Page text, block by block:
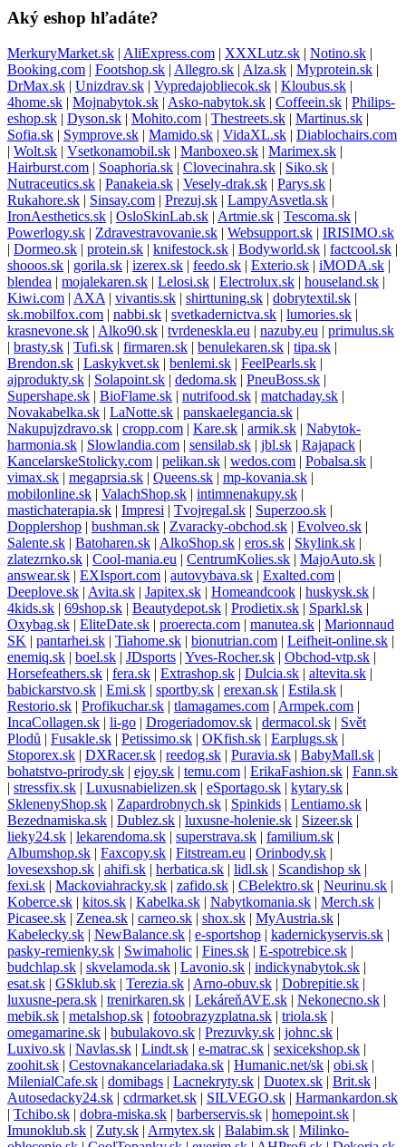
Aký eshop hľadáte?
MerkuryMarket.sk | AliExpress.com | XXXLutz.sk | Notino.sk |
Booking.com | Footshop.sk | Allegro.sk | Alza.sk | Myprotein.sk |
DrMax.sk | Unizdrav.sk | Vypredajobliecok.sk | Kloubus.sk |
4home.sk | Mojnabytok.sk | Asko-nabytok.sk | Coffeein.sk | Philips-
eshop.sk | Dyson.sk | Mohito.com | Thestreets.sk | Martinus.sk |
Sofia.sk | Symprove.sk | Mamido.sk | VidaXL.sk | Diablochairs.com
| Wolt.sk | Vsetkonamobil.sk | Manboxeo.sk | Marimex.sk |
Hairburst.com | Soaphoria.sk | Clovecinahra.sk | Siko.sk |
Nutraceutics.sk | Panakeia.sk | Vesely-drak.sk | Parys.sk |
Rukahore.sk | Sinsay.com | Prezuj.sk | LampyAsvetla.sk |
IronAesthetics.sk | OsloSkinLab.sk | Artmie.sk | Tescoma.sk |
Powerlogy.sk | Zdravestravovanie.sk | Websupport.sk | IRISIMO.sk
| Dormeo.sk | protein.sk | knifestock.sk | Bodyworld.sk | factcool.sk |
shooos.sk | gorila.sk | izerex.sk | feedo.sk | Exterio.sk | iMODA.sk |
blendea | mojalekaren.sk | Lelosi.sk | Electrolux.sk | houseland.sk |
Kiwi.com | AXA | vivantis.sk | shirttuning.sk | dobrytextil.sk |
sk.mobilfox.com | nabbi.sk | svetkadernictva.sk | lumories.sk |
krasnevone.sk | Alko90.sk | tvrdeneskla.eu | nazuby.eu | primulus.sk
| brasty.sk | Tufi.sk | firmaren.sk | benulekaren.sk | tipa.sk |
Brendon.sk | Laskykvet.sk | benlemi.sk | FeelPearls.sk |
ajprodukty.sk | Solapoint.sk | dedoma.sk | PneuBoss.sk |
Supershape.sk | BioFlame.sk | nutrifood.sk | matchaday.sk |
Novakabelka.sk | LaNotte.sk | panskaelegancia.sk |
Nakupujzdravo.sk | cropp.com | Kare.sk | armik.sk | Nabytok-
harmonia.sk | Slowlandia.com | sensilab.sk | jbl.sk | Rajapack |
KancelarskeStolicky.com | pelikan.sk | wedos.com | Pobalsa.sk |
vimax.sk | megaprsia.sk | Queens.sk | mp-kovania.sk |
mobilonline.sk | ValachShop.sk | intimnenakupy.sk |
mastichaterapia.sk | Impresi | Tvojregal.sk | Superzoo.sk |
Dopplershop | bushman.sk | Zvaracky-obchod.sk | Evolveo.sk |
Salente.sk | Batoharen.sk | AlkoShop.sk | eros.sk | Skylink.sk |
zlatezrnko.sk | Cool-mania.eu | CentrumKolies.sk | MajoAuto.sk |
answear.sk | EXIsport.com | autovybava.sk | Exalted.com |
Deeplove.sk | Avita.sk | Japitex.sk | Homeandcook | huskysk.sk |
4kids.sk | 69shop.sk | Beautydepot.sk | Prodietix.sk | Sparkl.sk |
Oxybag.sk | EliteDate.sk | proerecta.com | manutea.sk | Marionnaud
SK | pantarhei.sk | Tiahome.sk | bionutrian.com | Leifheit-online.sk |
enemiq.sk | boel.sk | JDsports | Yves-Rocher.sk | Obchod-vtp.sk |
Horsefeathers.sk | fera.sk | Extrashop.sk | Dulcia.sk | altevita.sk |
babickarstvo.sk | Emi.sk | sportby.sk | erexan.sk | Estila.sk |
Restorio.sk | Profikuchar.sk | tlamagames.com | Armpek.com |
IncaCollagen.sk | li-go | Drogeriadomov.sk | dermacol.sk | Svět
Plodů | Fusakle.sk | Petissimo.sk | OKfish.sk | Earplugs.sk |
Stoporex.sk | DXRacer.sk | reedog.sk | Puravia.sk | BabyMall.sk |
bohatstvo-prirody.sk | ejoy.sk | temu.com | ErikaFashion.sk | Fann.sk
| stressfix.sk | Luxusnabielizen.sk | eSportago.sk | kytary.sk |
SklenenyShop.sk | Zapardrobnych.sk | Spinkids | Lentiamo.sk |
Bezednamiska.sk | Dublez.sk | luxusne-holenie.sk | Sizeer.sk |
lieky24.sk | lekarendoma.sk | superstrava.sk | familium.sk |
Albumshop.sk | Faxcopy.sk | Fitstream.eu | Orinbody.sk |
lovesexshop.sk | ahifi.sk | herbatica.sk | lidl.sk | Scandishop sk |
fexi.sk | Mackoviahracky.sk | zafido.sk | CBelektro.sk | Neurinu.sk |
Koberce.sk | kitos.sk | Kabelka.sk | Nabytkomania.sk | Merch.sk |
Picasee.sk | Zenea.sk | carneo.sk | shox.sk | MyAustria.sk |
Kabelecky.sk | NewBalance.sk | e-sportshop | kadernickyservis.sk |
pasky-remienky.sk | Swimaholic | Fines.sk | E-spotrebice.sk |
budchlap.sk | skvelamoda.sk | Lavonio.sk | indickynabytok.sk |
esat.sk | GSklub.sk | Terezia.sk | Arno-obuv.sk | Dobrepitie.sk |
luxusne-pera.sk | trenirkaren.sk | LekáreňAVE.sk | Nekonecno.sk |
mebik.sk | metalshop.sk | fotoobrazyzplatna.sk | triola.sk |
omegamarine.sk | bubulakovo.sk | Prezuvky.sk | johnc.sk |
Luxivo.sk | Navlas.sk | Lindt.sk | e-matrac.sk | sexicekshop.sk |
zoohit.sk | Cestovnakancelariadaka.sk | Humanic.net/sk | obi.sk |
MilenialCafe.sk | domibags | Lacnekryty.sk | Duotex.sk | Brit.sk |
Autosedacky24.sk | cdrmarket.sk | SILVEGO.sk | Harmankardon.sk
| Tchibo.sk | dobra-miska.sk | barberservis.sk | homepoint.sk |
Imunoklub.sk | Zuty.sk | Armytex.sk | Balabim.sk | Milinko-